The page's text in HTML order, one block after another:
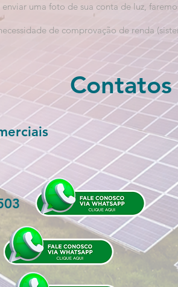
uma foto de sua conta de luz,
de comprovação de renda
Contatos